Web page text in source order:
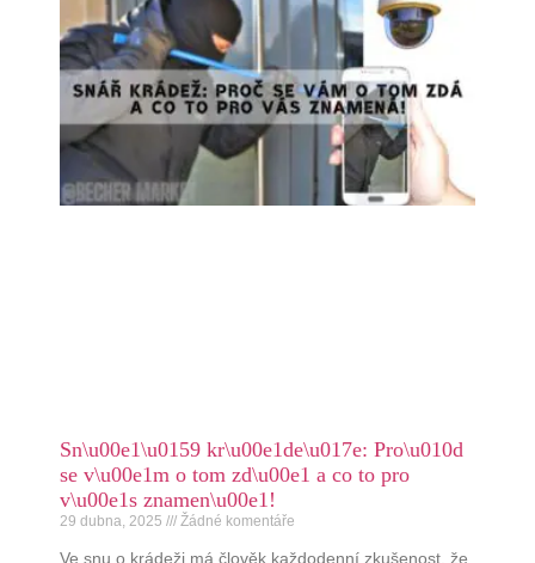
Sn\u00e1\u0159 kr\u00e1de\u017e: Pro\u010d
se v\u00e1m o tom zd\u00e1 a co to pro
v\u00e1s znamen\u00e1!
29 dubna, 2025 Žádné komentáře
Ve snu o krádeži má člověk každodenní zkušenost, že